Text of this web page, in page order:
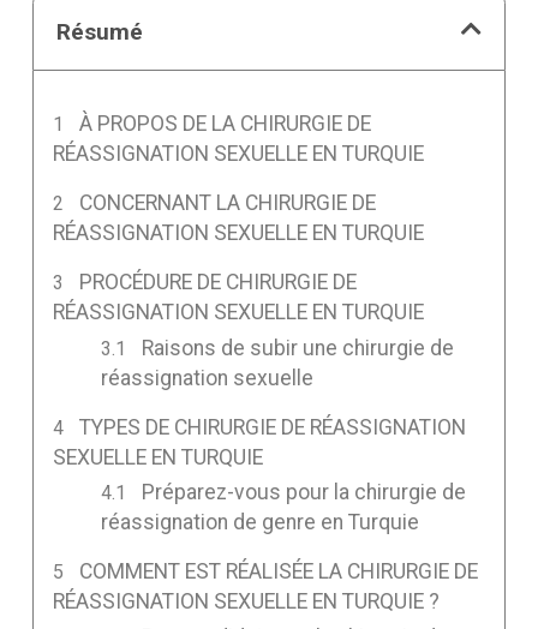
Résumé
À PROPOS DE LA CHIRURGIE DE
RÉASSIGNATION SEXUELLE EN TURQUIE
CONCERNANT LA CHIRURGIE DE
RÉASSIGNATION SEXUELLE EN TURQUIE
PROCÉDURE DE CHIRURGIE DE
RÉASSIGNATION SEXUELLE EN TURQUIE
Raisons de subir une chirurgie de
réassignation sexuelle
TYPES DE CHIRURGIE DE RÉASSIGNATION
SEXUELLE EN TURQUIE
Préparez-vous pour la chirurgie de
réassignation de genre en Turquie
COMMENT EST RÉALISÉE LA CHIRURGIE DE
RÉASSIGNATION SEXUELLE EN TURQUIE ?